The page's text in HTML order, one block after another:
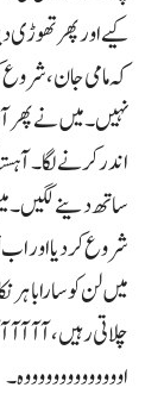
کیے اور پھر تھوڑی
کہ مامی جان، شروع
نہیں۔ میں نے پھر
اندر کرنے لگا۔
ساتھ دینے لگیں۔
شروع کر دیا اور اب
میں لن کو سارا باہر
چلاتی رہیں،
اووووووووووووووہ۔